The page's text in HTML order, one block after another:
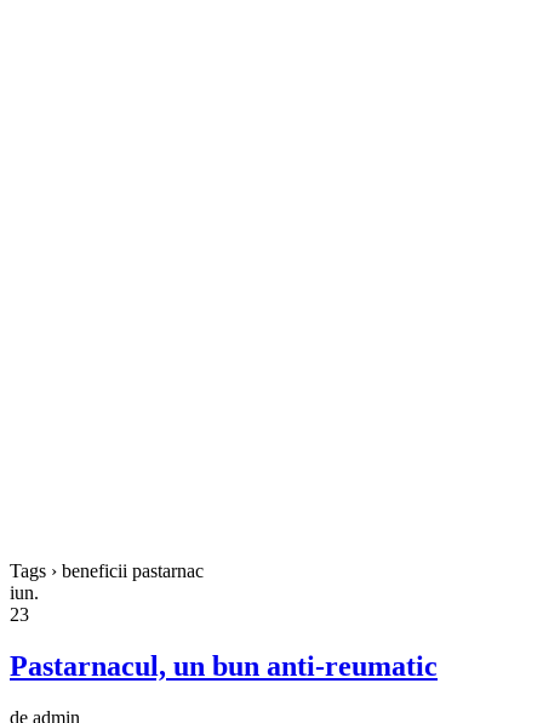
Tags › beneficii pastarnac
iun.
23
Pastarnacul, un bun anti-reumatic
de admin